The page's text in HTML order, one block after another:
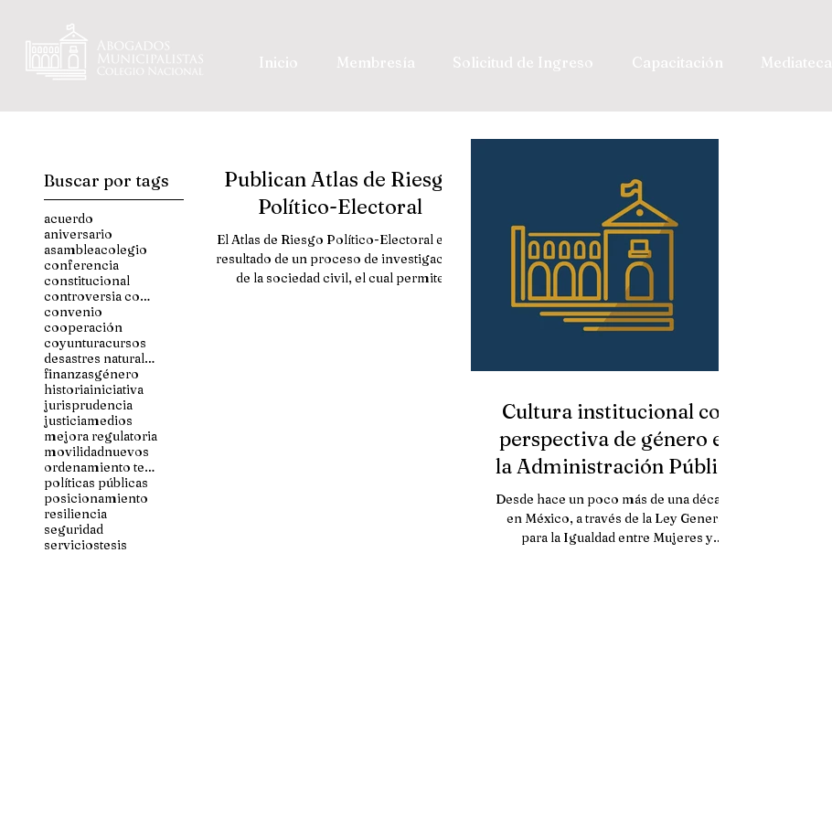
Inicio Membresía Solicitud de Ingreso Capacitación Mediateca
Buscar por tags
acuerdo
aniversario
asambleacolegio
conferencia
constitucional
controversia constitucional
convenio
cooperación
coyunturacursos
desastres naturales
finanzasgénero
historiainiciativa
jurisprudencia
justiciamedios
mejora regulatoria
movilidadnuevos
ordenamiento territorial
políticas públicas
posicionamiento
resiliencia
seguridad
serviciostesis
Publican Atlas de Riesgo
Político-Electoral
El Atlas de Riesgo Político-Electoral es el
resultado de un proceso de investigación
de la sociedad civil, el cual permite
Cultura institucional con
perspectiva de género en
la Administración Pública
Municipal
Desde hace un poco más de una década,
en México, a través de la Ley General
para la Igualdad entre Mujeres y